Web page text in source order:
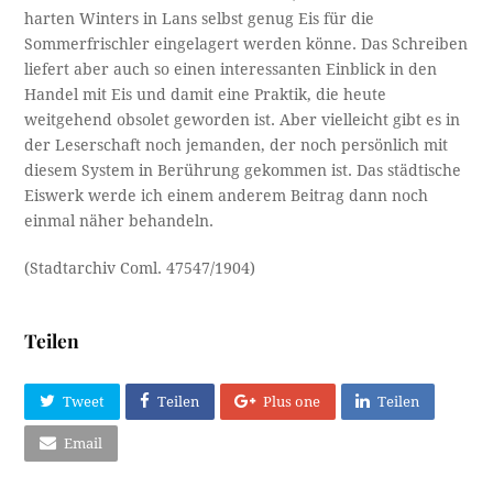
harten Winters in Lans selbst genug Eis für die
Sommerfrischler eingelagert werden könne. Das Schreiben
liefert aber auch so einen interessanten Einblick in den
Handel mit Eis und damit eine Praktik, die heute
weitgehend obsolet geworden ist. Aber vielleicht gibt es in
der Leserschaft noch jemanden, der noch persönlich mit
diesem System in Berührung gekommen ist. Das städtische
Eiswerk werde ich einem anderem Beitrag dann noch
einmal näher behandeln.
(Stadtarchiv Coml. 47547/1904)
Teilen
Tweet Teilen Plus one Teilen
Email